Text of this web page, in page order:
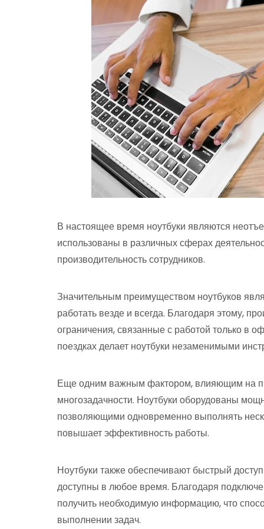
В настоящее время ноутбуки являются
использованы в различных сферах
производительность сотрудников.
Значительным преимуществом ноутбуков
работать везде и всегда. Благодаря этому,
ограничения, связанные с работой только в
поездках делает ноутбуки незаменимыми
Еще одним важным фактором, влияющим на
многозадачности. Ноутбуки оборудованы
позволяющими одновременно выполнять
повышает эффективность работы.
Ноутбуки также обеспечивают быстрый
доступны в любое время. Благодаря
получить необходимую информацию, что
выполнении задач.